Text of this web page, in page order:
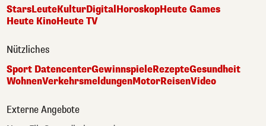
StarsLeuteKulturDigital HoroskopHeute Games
Heute KinoHeute TV
Nützliches
Sport DatencenterGewinnspieleRezepteGesundheit
WohnenVerkehrsmeldungenMotorReisenVideo
Externe Angebote